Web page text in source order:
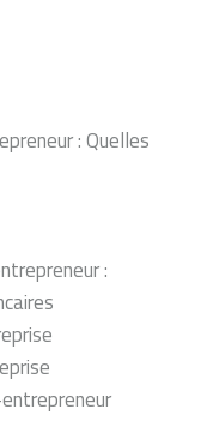
: Quelles
: